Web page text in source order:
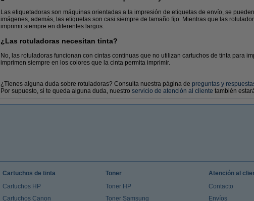
Pilas y baterías
Las etiquetadoras son máquinas orientadas a la impresión de etiquetas de envío, se
imágenes, además, las etiquetas son casi siempre de tamaño fijo. Mientras que las
imprimir siempre en diferentes largos.
¿Las rotuladoras necesitan tinta?
No, las rotuladoras funcionan con cintas continuas que no utilizan cartuchos de tinta para
imprimen siempre en los colores que la cinta permita imprimir.
¿Tienes alguna duda sobre rotuladoras? Consulta nuestra página de preguntas y
Por supuesto, si te queda alguna duda, nuestro servicio de atención al cliente también
Cartuchos de tinta
Cartuchos HP
Cartuchos Canon
Toner
Toner HP
Toner Samsung
Atención al
Contacto
Envíos